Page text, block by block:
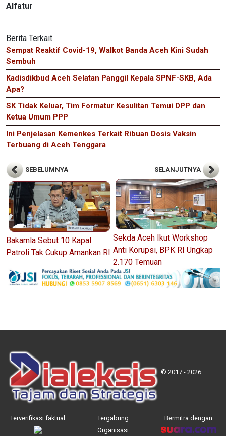
Alfatur
Berita Terkait
Sempat Reaktif Covid-19, Walkot Banda Aceh Kini Sudah
Sembuh
Kadisdikbud Aceh Selatan Panggil Kepala SPNF-SKB, Ada
Apa?
SK Tidak Keluar, Tim Formatur Kesulitan Temui DPP dan
Ketua Umum PPP
Ini Penjelasan Kemenkes Terkait Ribuan Dosis Vaksin
Terbuang di Aceh Tenggara
SEBELUMNYA
Bakamla Sebut 10 Kapal
Patroli Tak Cukup Amankan RI
SELANJUTNYA
Sekda Aceh Ikut Workshop
Anti Korupsi, BPK RI Ungkap
2.170 Temuan
© 2017 - 2026
Terverifikasi faktual
Tergabung
Organisasi
Bermitra dengan